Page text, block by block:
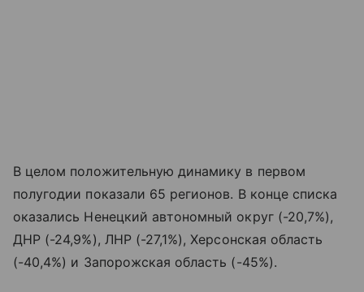
В целом положительную динамику в первом
полугодии показали 65 регионов. В конце списка
оказались Ненецкий автономный округ (-20,7%),
ДНР (-24,9%), ЛНР (-27,1%), Херсонская область
(-40,4%) и Запорожская область (-45%).